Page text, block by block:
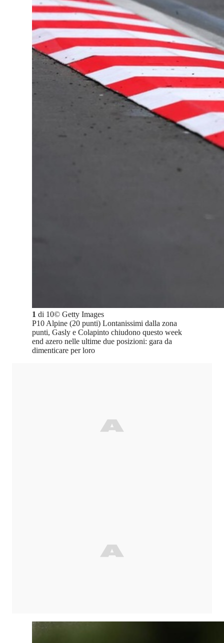
1 di 10© Getty Images
P10 Alpine (20 punti) Lontanissimi dalla zona
punti, Gasly e Colapinto chiudono questo week
end azero nelle ultime due posizioni: gara da
dimenticare per loro